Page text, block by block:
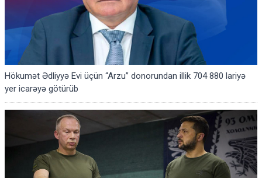
Hökumət Ədliyyə Evi üçün “Arzu” donorundan illik 704 880 lariyə
yer icarəyə götürüb